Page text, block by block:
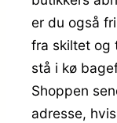
er du også
fra skiltet og
stå i kø
Shoppen
adresse,